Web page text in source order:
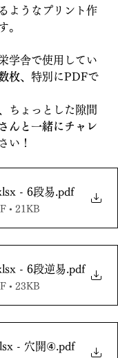
ようなプリント作
。
学舎で使用してい
枚 、特別にPDFで
ちょっとした隙間
んと一緒にチャレ
い！
- 6段易.pdf
• 21KB
- 6段逆易.pdf
• 23KB
- 穴開④.pdf